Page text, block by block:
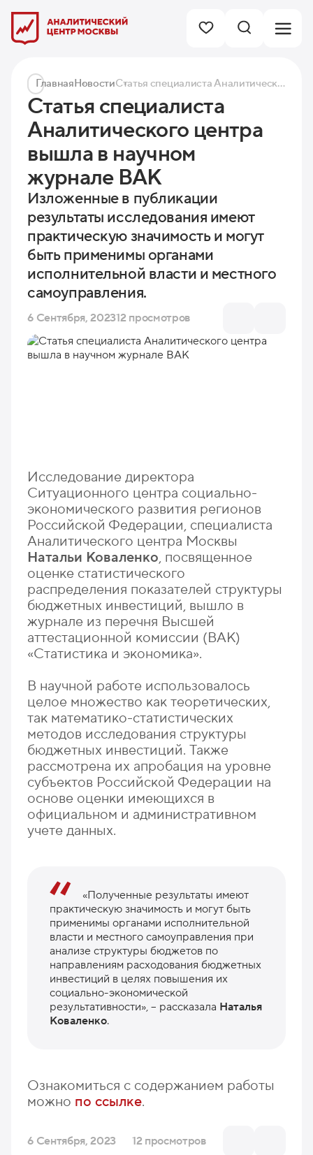
ГлавнаяНовости Статья специалиста Аналитического центра вышла в научном журнале ВАК
Статья специалиста
Аналитического центра
вышла в научном
журнале ВАК
Изложенные в публикации
результаты исследования имеют
практическую значимость и могут
быть применимы органами
исполнительной власти и местного
самоуправления.
6 Сентября, 202312 просмотров
Исследование директора
Ситуационного центра социально-
экономического развития регионов
Российской Федерации, специалиста
Аналитического центра Москвы
Натальи Коваленко, посвященное
оценке статистического
распределения показателей структуры
бюджетных инвестиций, вышло в
журнале из перечня Высшей
аттестационной комиссии (ВАК)
«Статистика и экономика».
В научной работе использовалось
целое множество как теоретических,
так математико-статистических
методов исследования структуры
бюджетных инвестиций. Также
рассмотрена их апробация на уровне
субъектов Российской Федерации на
основе оценки имеющихся в
официальном и административном
учете данных.
«Полученные результаты имеют
практическую значимость и могут быть
применимы органами исполнительной
власти и местного самоуправления при
анализе структуры бюджетов по
направлениям расходования бюджетных
инвестиций в целях повышения их
социально-экономической
результативности», – рассказала Наталья
Коваленко.
Ознакомиться с содержанием работы
можно по ссылке.
6 Сентября, 2023 12 просмотров